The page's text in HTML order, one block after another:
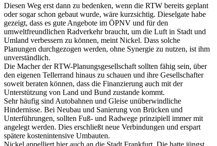
Diesen Weg erst dann zu bedenken, wenn die RTW bereits geplant
oder sogar schon gebaut wurde, wäre kurzsichtig. Dieselgate habe
gezeigt, dass es gute Angebote im ÖPNV und für den
umweltfreundlichen Radverkehr braucht, um die Luft in Stadt und
Umland verbessern zu können, meint Nickel. Dass solche
Planungen durchgezogen werden, ohne Synergie zu nutzen, ist ihm
unverständlich.
Die Macher der RTW-Planungsgesellschaft sollten fähig sein, über
den eigenen Tellerrand hinaus zu schauen und ihre Gesellschafter
soweit beraten können, dass die Finanzierung auch mit der
Unterstützung von Land und Bund zustande kommt.
Sehr häufig sind Autobahnen und Gleise unüberwindliche
Hindernisse. Bei Neubau und Sanierung von Brücken und
Unterführungen, sollten Fuß- und Radwege prinzipiell immer mit
angelegt werden. Dies erschließt neue Verbindungen und erspart
spätere kostenintensive Umbauten.
Nickel appelliert hier auch an die Stadt Frankfurt. Die hatte jüngst